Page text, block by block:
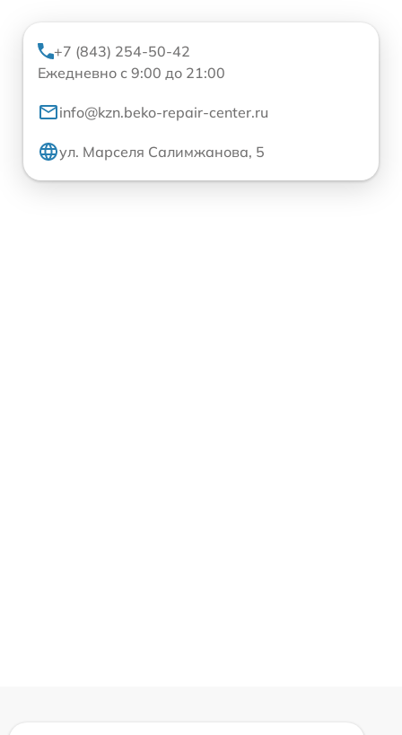
+7 (843) 254-50-42
Ежедневно с 9:00 до 21:00
info@kzn.beko-repair-center.ru
ул. Марселя Салимжанова, 5